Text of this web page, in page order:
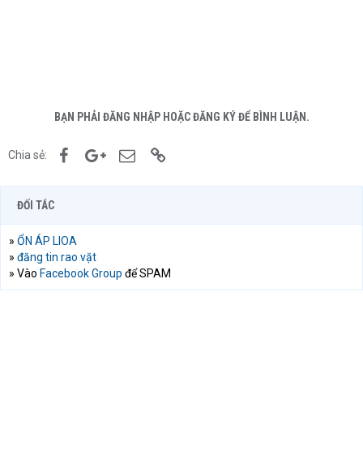
BẠN PHẢI ĐĂNG NHẬP HOẶC ĐĂNG KÝ ĐỂ BÌNH LUẬN.
Chia sẻ: FacebookGoogle+Email
ĐỐI TÁC
» ỔN ÁP LIOA
» đăng tin rao vặt
» Vào Facebook Group để SPAM